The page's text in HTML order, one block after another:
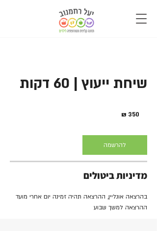
שיחת ייעוץ | 60 דקות
חדשים
להרשמה
מדיניות ביטולים
בהרצאה אונליין, ההרצאה תהיה זמינה יום אחרי מועד
ההרצאה למשך שבוע